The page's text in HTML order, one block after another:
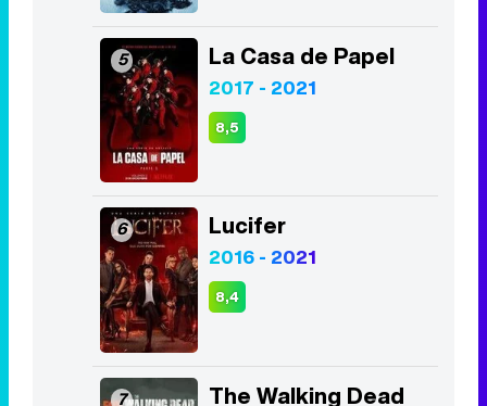
5 La Casa de Papel
2017 - 2021
8,5
6 Lucifer
2016 - 2021
8,4
7 The Walking Dead